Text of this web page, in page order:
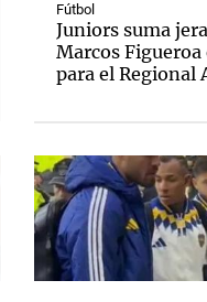
Fútbol
Juniors suma
Marcos Figueroa
para el Regional